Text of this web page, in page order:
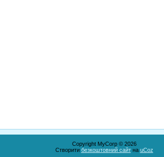
Copyright MyCorp © 2026
Створити безкоштовний сайтна uCoz